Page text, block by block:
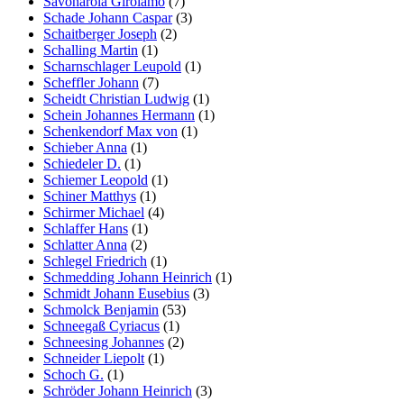
Schade Johann Caspar(3)
Schaitberger Joseph (2)
Schalling Martin (1)
Scharnschlager Leupold (1)
Scheffler Johann (7)
Scheidt Christian Ludwig (1)
Schein Johannes Hermann (1)
Schenkendorf Max von (1)
Schieber Anna (1)
Schiedeler D. (1)
Schiemer Leopold (1)
Schiner Matthys (1)
Schirmer Michael (4)
Schlaffer Hans (1)
Schlatter Anna (2)
Schlegel Friedrich (1)
Schmedding Johann Heinrich (1)
Schmidt Johann Eusebius (3)
Schmolck Benjamin (53)
Schneegaß Cyriacus (1)
Schneesing Johannes (2)
Schneider Liepolt (1)
Schoch G. (1)
Schröder Johann Heinrich (3)